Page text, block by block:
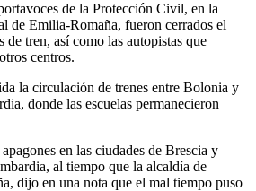
de la Protección Civil, en la
de Emilia-Romaña, fueron cerrados el
de tren, así como las autopistas que
centros.
la circulación de trenes entre Bolonia y
donde las escuelas permanecieron
en las ciudades de Brescia y
al tiempo que la alcaldía de
dijo en una nota que el mal tiempo puso